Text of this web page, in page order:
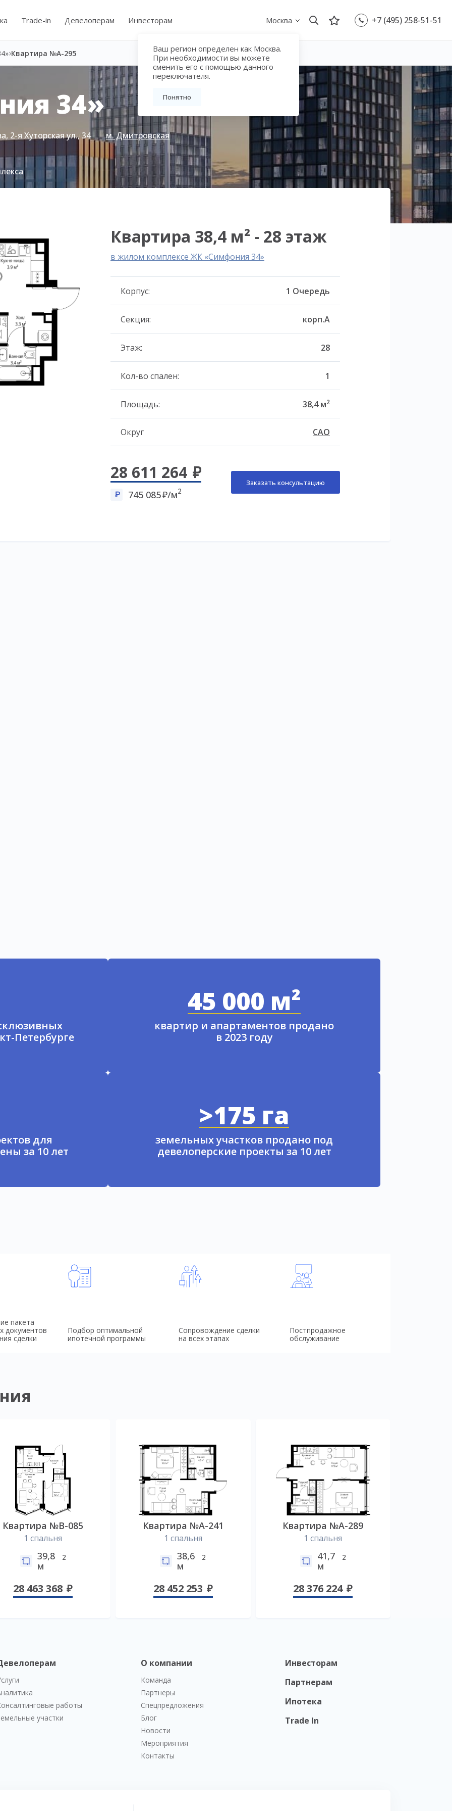
Trade-in Девелоперам Инвесторам Москва
Ваш регион определен как Москва.
При необходимости вы можете
сменить его с помощью данного
переключателя.
Понятно
+7 (495) 258-51-51
Квартира №А-295
34»
2-я Хуторская ул., 34 м. Дмитровская
Квартира 38,4 м² - 28 этаж
в жилом комплексе ЖК «Симфония 34»
Корпус: 1 Очередь
Секция: корп.A
Этаж: 28
Кол-во спален: 1
Площадь: 38,4 м2
Округ САО
28 611 264
745 085 /м2
Заказать консультацию
Петербурге
45 000 м²
квартир и апартаментов продано
в 2023 году
для
за 10 лет
>175 га
земельных участков продано под
девелоперские проекты за 10 лет
пакета
документов
сделки
Подбор оптимальной
ипотечной программы
Сопровождение сделки
на всех этапах
Постпродажное
обслуживание
Квартира №B-085
1 спальня
39,8
м
2
28 463 368
Квартира №А-241
1 спальня
38,6
м
2
28 452 253
Квартира №А-289
1 спальня
41,7
м
2
28 376 224
работы
участки
О компании
Команда
Партнеры
Спецпредложения
Блог
Новости
Мероприятия
Контакты
Инвесторам
Партнерам
Ипотека
Trade In